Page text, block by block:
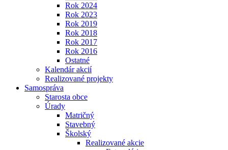
Rok 2024
Rok 2023
Rok 2019
Rok 2018
Rok 2017
Rok 2016
Ostatné
Kalendár akcií
Realizované projekty
Samospráva
Starosta obce
Úrady
Matričný
Stavebný
Školský
Realizované akcie